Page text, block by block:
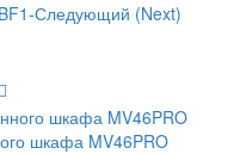
Следующий (Next)
шкафа MV46PRO